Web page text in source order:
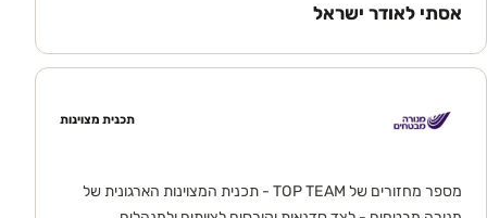
אסתי לאודר ישראל
תכנית מצוינות
מספר מחזורים של TOP TEAM - תכנית המצוינות הארגונית של